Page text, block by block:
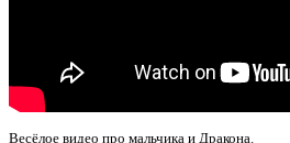
Весёлое видео про мальчика и Дракона.